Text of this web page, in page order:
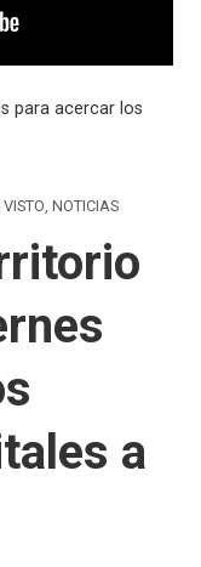
para acercar los
,NOTICIAS
a